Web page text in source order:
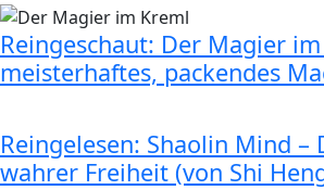
Reingeschaut: Der Magier
meisterhaftes, packendes
Reingelesen: Shaolin Mind –
wahrer Freiheit (von Shi